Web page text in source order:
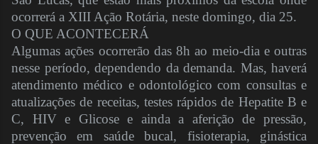
ocorrerá a XIII Ação Rotária, neste domingo, dia 25.
O QUE ACONTECERÁ
Algumas ações ocorrerão das 8h ao meio-dia e outras
nesse período, dependendo da demanda. Mas, haverá
atendimento médico e odontológico com consultas e
atualizações de receitas, testes rápidos de Hepatite B e
C, HIV e Glicose e ainda a aferição de pressão,
prevenção em saúde bucal, fisioterapia, ginástica